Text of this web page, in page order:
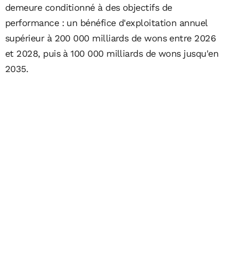
demeure conditionné à des objectifs de
performance : un bénéfice d'exploitation annuel
supérieur à 200 000 milliards de wons entre 2026
et 2028, puis à 100 000 milliards de wons jusqu'en
2035.